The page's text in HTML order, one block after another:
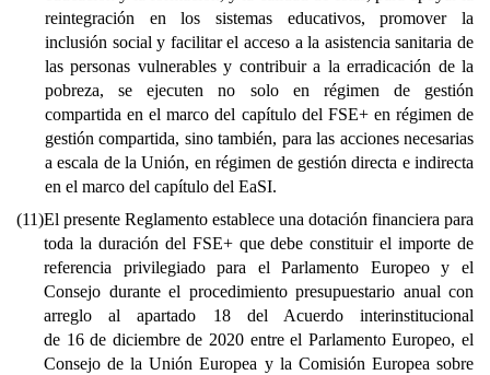
reintegración en los sistemas educativos, promover la
inclusión social y facilitar el acceso a la asistencia sanitaria de
las personas vulnerables y contribuir a la erradicación de la
pobreza, se ejecuten no solo en régimen de gestión
compartida en el marco del capítulo del FSE+ en régimen de
gestión compartida, sino también, para las acciones necesarias
a escala de la Unión, en régimen de gestión directa e indirecta
en el marco del capítulo del EaSI.
(11)El presente Reglamento establece una dotación financiera para
toda la duración del FSE+ que debe constituir el importe de
referencia privilegiado para el Parlamento Europeo y el
Consejo durante el procedimiento presupuestario anual con
arreglo al apartado 18 del Acuerdo interinstitucional
de 16 de diciembre de 2020 entre el Parlamento Europeo, el
Consejo de la Unión Europea y la Comisión Europea sobre